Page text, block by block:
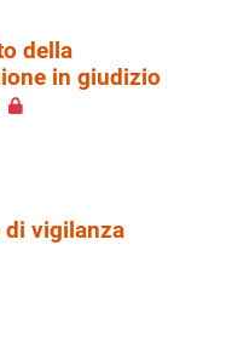
della
in giudizio
di vigilanza